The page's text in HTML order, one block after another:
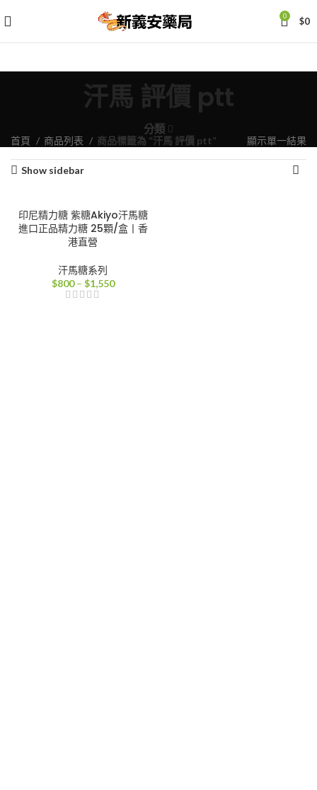
0 $0
汗馬 評價 ptt
分類
首頁 商品列表 商品標籤為 “汗馬 評價 ptt” 顯示單一結果
Show sidebar
印尼精力糖 紫糖Akiyo汗馬糖
進口正品精力糖 25顆/盒丨香
港直營
汗馬糖系列
$800 – $1,550價